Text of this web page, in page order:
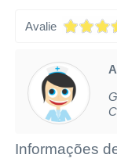
Solicitar acesso
Privacidade
Avalie
Informações